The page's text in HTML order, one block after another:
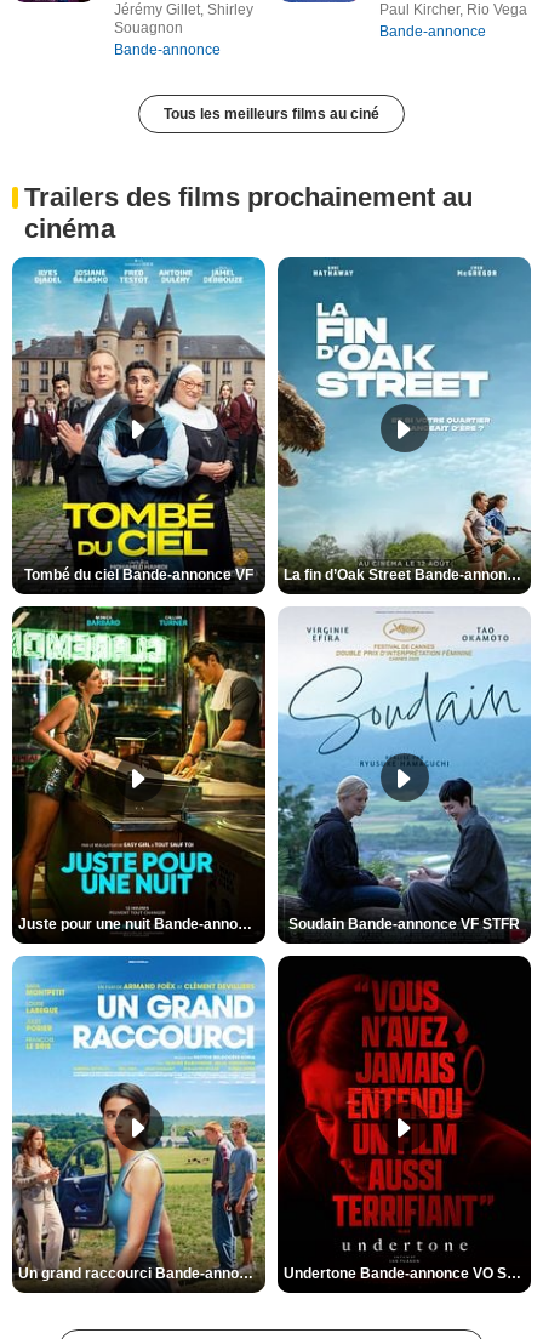
Jérémy Gillet, Shirley
Souagnon
Bande-annonce
Paul Kircher, Rio Vega
Bande-annonce
Tous les meilleurs films au ciné
Trailers des films prochainement au
cinéma
Tombé du ciel Bande-annonce VF La fin d’Oak Street Bande-annonce VO STFR
Juste pour une nuit Bande-annonce VO STFR Soudain Bande-annonce VF STFR
Un grand raccourci Bande-annonce VF Undertone Bande-annonce VO STFR